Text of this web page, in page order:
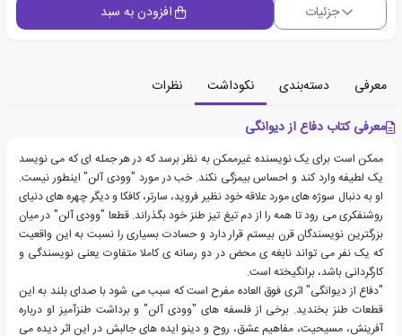
جزئیات افزودن به سبد
معرفی دسته‌بندی نکوداشت
نظرات
معرفی کتاب دفاع از دیوانگی
ممکن است برای یک نویسنده غیرممکن به نظر برسد که در هر جمله ای که می نویسد
یک لطیفه وارد کند و احساس بیمزگی نکند. خب در مورد "وودی آلن" اینطور نیست.
او به دنبال سوژه های مورد علاقه خود نظیر فروید، سارتر، کافکا و دیگر چهره های دنیای
روشنفکری می رود تا همه را از دم تیغ تیز طنز خود بگذراند. قطعا "وودی آلن" در میان
بزرگترین نویسندگان قرن بیستم قرار دارد و حسادت بسیاری را نسبت به این واقعیت
که یک نفر می تواند نابغه ی محض در دو رسانه ی کاملا متفاوت یعنی نویسندگی و
کارگردانی باشد، برانگیخته است.
"دفاع از دیوانگی" اثری فوق العاده مفرح است که سبب می شود با صدای بلند به این
قطعات طنز بخندید. برخی از فلسفه های "وودی آلن" و برداشت طنزآمیز او درباره
آفرینش، مسیحیت، مفاهیم عشق، روح و دینو ایده های جالبش در این اثر دیده می